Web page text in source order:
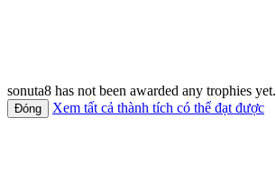
sonuta8 has not been awarded any trophies yet.
Xem tất cả thành tích có thể đạt được